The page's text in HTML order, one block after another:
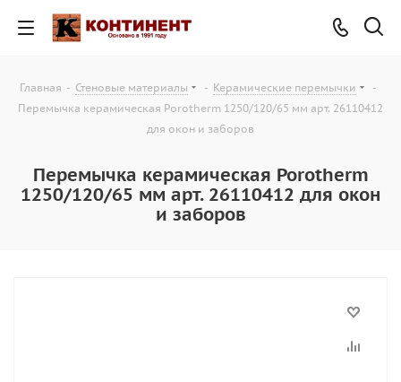
Главная - Стеновые материалы - Керамические перемычки
-
Перемычка керамическая Porotherm 1250/120/65 мм арт. 26110412
для окон и заборов
Перемычка керамическая Porotherm
1250/120/65 мм арт. 26110412 для окон
и заборов